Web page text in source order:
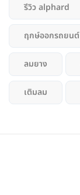
รีวิว alphard
ฤกษ์ออกรถยนต์
ลมยาง
เติมลม